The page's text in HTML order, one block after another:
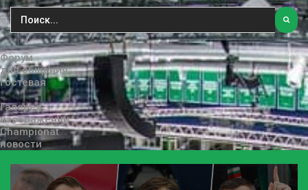
Форум
для общения
Гостевая
.
Галерея
изображении
Championat
новости